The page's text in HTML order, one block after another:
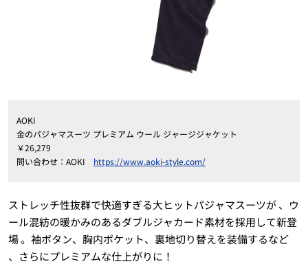
AOKI
金のパジャマスーツ プレミアム ウール ジャージジャケット
￥26,279
問い合わせ：AOKI https://www.aoki-style.com/
ストレッチ性抜群で快適すぎる大ヒットパジャマスーツが 、ウ
ール混紡の暖かみのあるダブルジャカード素材を採用して新登
場 。袖ボタン、胸内ポケット、裏地切り替えを装備するなど
、さらにプレミアムな仕上がりに！